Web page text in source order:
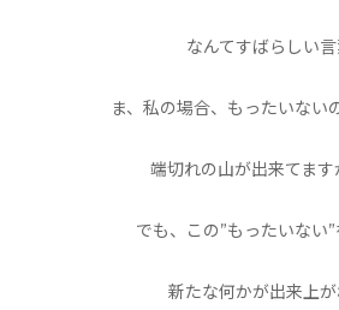
なんてすばらしい
ま、私の場合、もったいない
端切れの山が出来てます
でも、この”もったいない
新たな何かが出来上